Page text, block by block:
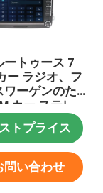
ートゥース 7
ー ラジオ、フ
ワーゲンのた
カー ステレ
トプライス
問い合わせ